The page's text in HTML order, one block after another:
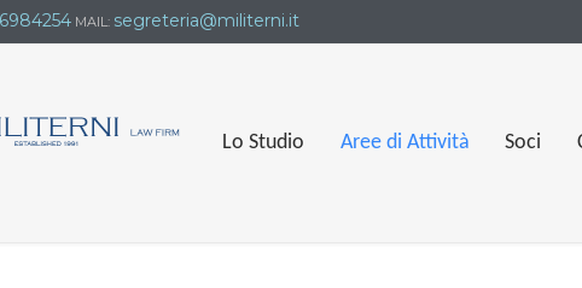
MAIL: segreteria@militerni.it
Lo Studio Aree di Attività Soci